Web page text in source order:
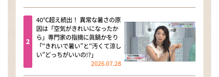
40℃超え続出！ 異常な暑さの原
因は「空気がきれいになったか
ら」専門家の指摘に眞鍋かをり
「“きれいで暑い”と“汚くて涼し
い”どっちがいいの!?」
2026.07.28